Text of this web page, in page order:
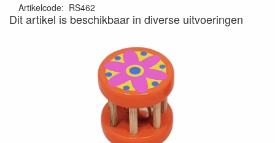
Artikelcode: RS462
Dit artikel is beschikbaar in diverse uitvoeringen